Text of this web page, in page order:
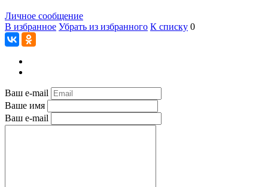
Личное сообщение
В избранное Убрать из избранного К списку 0
Ваш e-mail
Ваше имя
Ваш e-mail